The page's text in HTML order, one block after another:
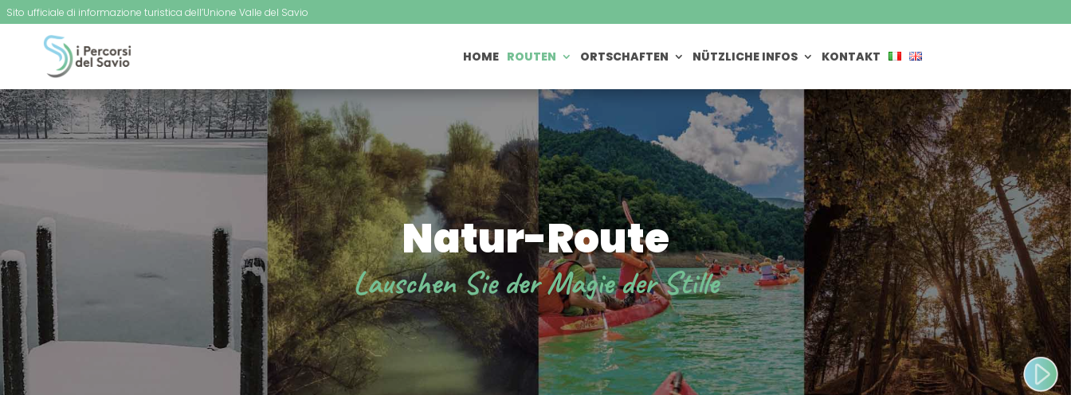
Sito ufficiale di informazione turistica dell’Unione Valle del Savio
HOME ROUTEN ORTSCHAFTEN NÜTZLICHE INFOS KONTAKT
Natur-Route
Lauschen Sie der Magie der Stille